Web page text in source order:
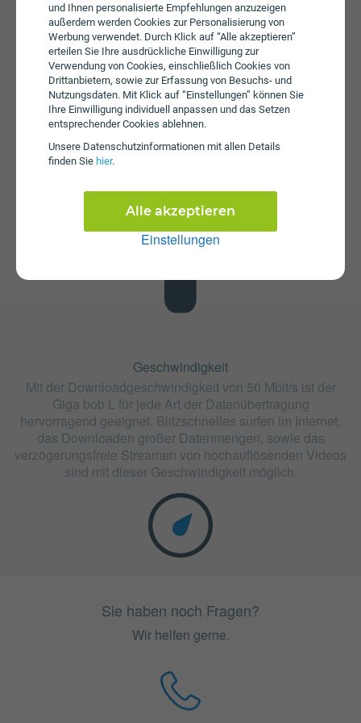
und Ihnen personalisierte Empfehlungen anzuzeigen
außerdem werden Cookies zur Personalisierung von
Werbung verwendet. Durch Klick auf “Alle akzeptieren”
erteilen Sie Ihre ausdrückliche Einwilligung zur
Verwendung von Cookies, einschließlich Cookies von
Drittanbietern, sowie zur Erfassung von Besuchs- und
Nutzungsdaten. Mit Klick auf “Einstellungen” können Sie
Ihre Einwilligung individuell anpassen und das Setzen
entsprechender Cookies ablehnen.
Unsere Daten­schutz­informationen mit allen Details
finden Sie hier.
Einstellungen
Alle akzeptieren
Datenstick
Im Tarif Giga bob L ist kein Datenstick enthalten. Die SIM-
Karte kann in jedem gängigen Datenstick betrieben
werden, um Computer oder Laptop mit dem Internet zu
verbinden. Alternativ kann die SIM-Karte von bob auch in
Geschwindigkeit
Mit der Downloadgeschwindigkeit von 50 Mbit/s ist der
Giga bob L für jede Art der Datenübertragung
hervorragend geeignet. Blitzschnelles surfen im Internet,
das Downloaden großer Datenmengen, sowie das
verzögerungsfreie Streamen von hochauflösenden Videos
sind mit dieser Geschwindigkeit möglich.
Sie haben noch Fragen?
Wir helfen gerne.